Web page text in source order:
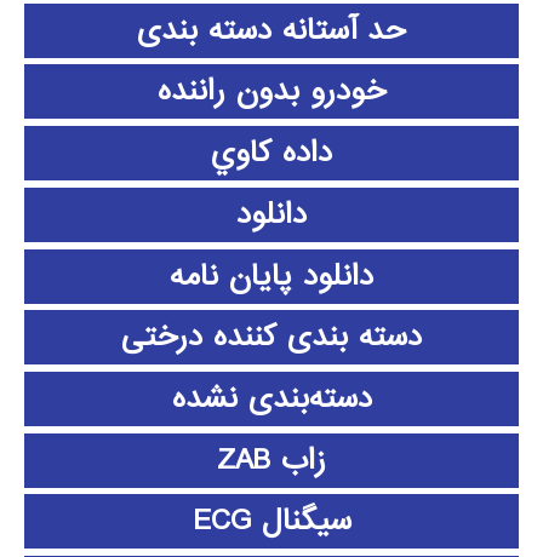
حد آستانه دسته بندی
خودرو بدون راننده
داده كاوي
دانلود
دانلود پايان نامه
دسته بندی کننده درختی
دسته‌بندی نشده
زاب ZAB
سیگنال ECG